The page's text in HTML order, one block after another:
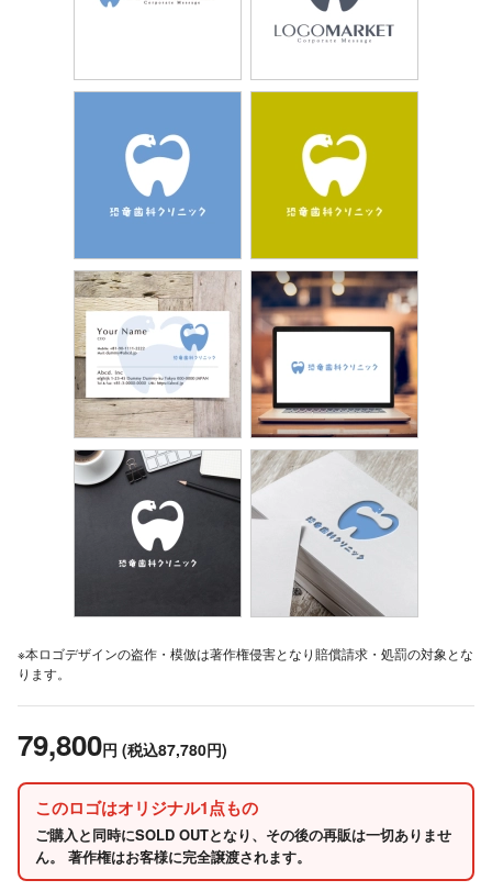
※本ロゴデザインの盗作・模倣は著作権侵害となり賠償請求・処罰の対象とな
ります。
79,800円 (税込87,780円)
このロゴはオリジナル1点もの
ご購入と同時にSOLD OUTとなり、その後の再販は一切ありませ
ん。 著作権はお客様に完全譲渡されます。